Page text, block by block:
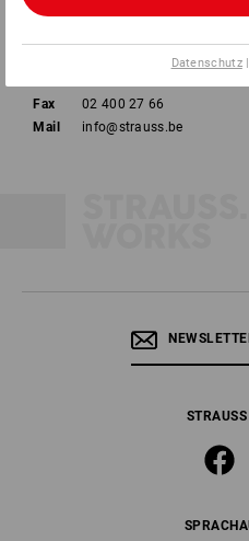
E.M.C. - Building 829C
Fax
02 400 27 66
Mail
info@strauss.be
STRAUSS
Datenschutz|